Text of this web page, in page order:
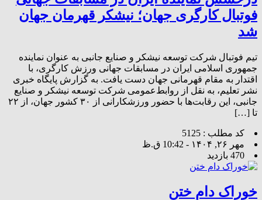
فوتبال کارگری جهان؛ نیشکر قهرمان جهان
شد
تیم فوتبال شرکت توسعه نیشکر و صنایع جانبی به عنوان نماینده
جمهوری اسلامی ایران در مسابقات جهانی ورزش کارگری، با
اقتدار به مقام قهرمانی جهان دست یافت. به گزارش پایگاه خبری
نشر تعلیم، به نقل از روابط‌عمومی شرکت توسعه نیشکر و صنایع
جانبی، این رقابت‌ها با حضور ورزشکارانی از ۳۰ کشور جهان، از ۲۲
تا […]
کد مطلب : 5125
مهر ۲۶, ۱۴۰۴ - 10:42 ق.ظ
470 بازدید
خوراک دام ختن